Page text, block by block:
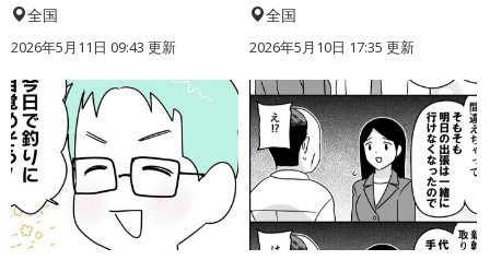
全国
2026年5月11日 09:43 更新
全国
2026年5月10日 17:35 更新